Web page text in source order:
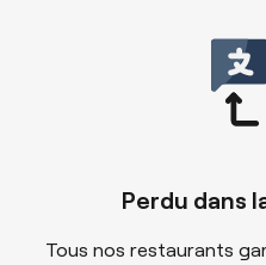
Perdu dans
Tous nos restaurants